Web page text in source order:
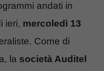
andati in
ieri, mercoledì 13
Come di
la società Auditel